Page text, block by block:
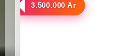
a louer
3.500.000 Ar